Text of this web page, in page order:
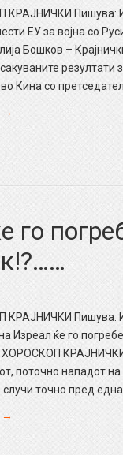
Пишува:
ЕУ за војна со
Бошков –
резултати
Кина со
→
го
Пишува:
Изреал ќе го
ХОРОСКОП КРАЈНИЧКИ
поточно нападот
случи точно пред една
→